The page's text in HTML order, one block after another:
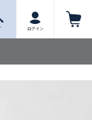
ログイン